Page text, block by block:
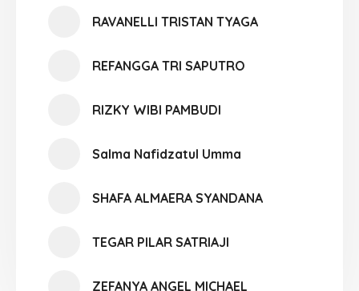
RAVANELLI TRISTAN TYAGA
REFANGGA TRI SAPUTRO
RIZKY WIBI PAMBUDI
Salma Nafidzatul Umma
SHAFA ALMAERA SYANDANA
TEGAR PILAR SATRIAJI
ZEFANYA ANGEL MICHAEL